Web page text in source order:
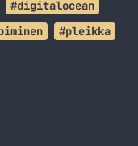
#digitalocean
#pleikka